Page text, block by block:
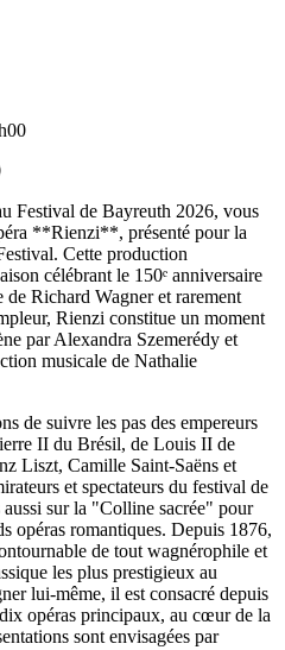
Festival de Bayreuth 2026, vous
**Rienzi**, présenté pour la
Cette production
célébrant le 150ᵉ anniversaire
Richard Wagner et rarement
Rienzi constitue un moment
par Alexandra Szemerédy et
musicale de Nathalie
de suivre les pas des empereurs
II du Brésil, de Louis II de
Liszt, Camille Saint-Saëns et
et spectateurs du festival de
sur la "Colline sacrée" pour
opéras romantiques. Depuis 1876,
de tout wagnérophile et
les plus prestigieux au
lui-même, il est consacré depuis
opéras principaux, au cœur de la
sont envisagées par